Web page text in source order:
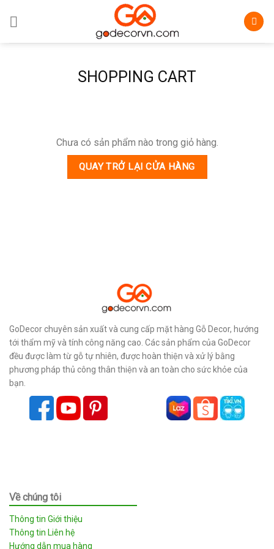
SHOPPING CART
Chưa có sản phẩm nào trong giỏ hàng.
QUAY TRỞ LẠI CỬA HÀNG
GoDecor chuyên sản xuất và cung cấp mặt hàng Gỗ Decor, hướng
tới thẩm mỹ và tính công năng cao. Các sản phẩm của GoDecor
đều được làm từ gỗ tự nhiên, được hoàn thiện và xử lý bằng
phương pháp thủ công thân thiện và an toàn cho sức khỏe của
bạn.
Về chúng tôi
Thông tin Giới thiệu
Thông tin Liên hệ
Hướng dẫn mua hàng